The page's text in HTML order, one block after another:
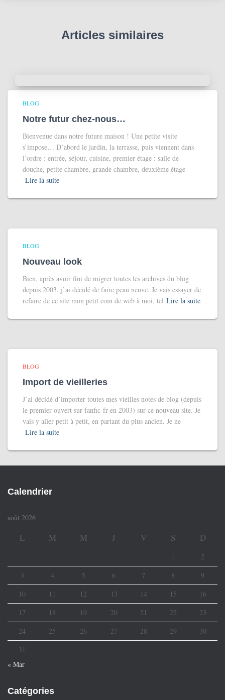
Articles similaires
BLOG
Notre futur chez-nous…
Bienvenue dans notre future maison ! Une petite visite
s’impose… D’abord le jardin, la terrasse, puis viennent dans
l’ordre : entrée, séjour, cuisine, premier étage : salle de
douche, petite chambre, grande chambre, deuxième étage
Lire la suite
BLOG
Nouveau look
Bien, après avoir fini de migrer toutes les archives du blog
depuis 2003, j’ai décidé de faire peau neuve. Je vais essayer de
refaire de ce site mon petit coin de web à moi, tel Lire la suite
BLOG
Import de vieilleries
J’ai décidé d’importer toutes mes vieilles notes de blog (depuis
le premier ouvert sur fanfic-fr en 2003) sur ce nouveau site. Je
vais y aller petit à petit, en partant du plus ancien. Je ne
Lire la suite
Calendrier
août 2026
L M M J V S D
1
2
3
4 5 6 7 8
9
10
11 12 13 14 15
16
17
18 19 20 21 22
23
24
25 26 27 28 29
30
31
« Mar
Catégories